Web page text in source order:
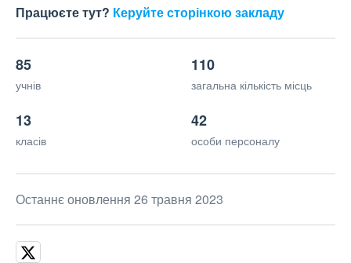
Працюєте тут? Керуйте сторінкою закладу
85
учнів
110
загальна кількість місць
13
класів
42
особи персоналу
Останнє оновлення 26 травня 2023